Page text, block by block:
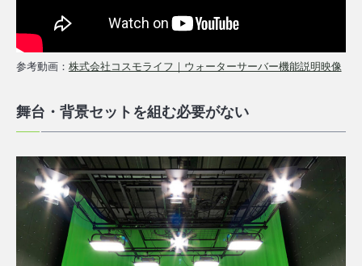
参考動画： 株式会社コスモライフ｜ウォーターサーバー機能説明映像
舞台・背景セットを組む必要がない